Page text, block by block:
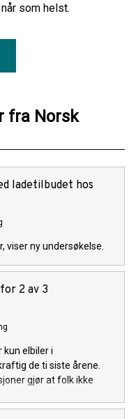
som helst.
fra Norsk
ladetilbudet hos
viser ny undersøkelse.
2 av 3
kun elbiler i
de ti siste årene.
gjør at folk ikke